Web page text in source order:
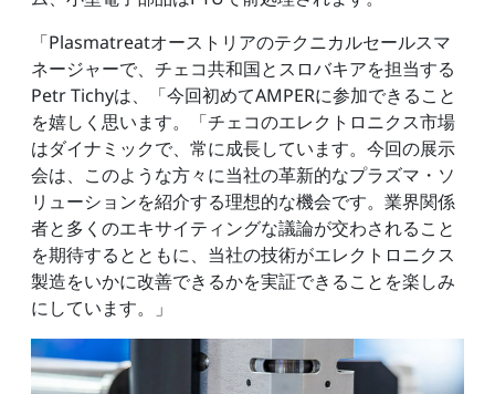
「Plasmatreatオーストリアのテクニカルセールスマ
ネージャーで、チェコ共和国とスロバキアを担当する
Petr Tichyは、「今回初めてAMPERに参加できること
を嬉しく思います。「チェコのエレクトロニクス市場
はダイナミックで、常に成長しています。今回の展示
会は、このような方々に当社の革新的なプラズマ・ソ
リューションを紹介する理想的な機会です。業界関係
者と多くのエキサイティングな議論が交わされること
を期待するとともに、当社の技術がエレクトロニクス
製造をいかに改善できるかを実証できることを楽しみ
にしています。」